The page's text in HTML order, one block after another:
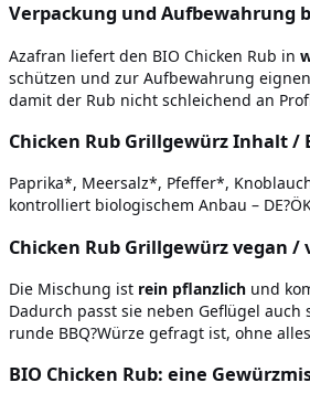
Verpackung und Aufbewahrung
Azafran liefert den BIO Chicken Rub in
schützen und zur Aufbewahrung
damit der Rub nicht schleichend an
Chicken Rub Grillgewürz Inhalt
Paprika*, Meersalz*, Pfeffer*,
kontrolliert biologischem Anbau –
Chicken Rub Grillgewürz vegan
Die Mischung ist rein pflanzlich und
Dadurch passt sie neben Geflügel auch
runde BBQ?Würze gefragt ist, ohne
BIO Chicken Rub: eine